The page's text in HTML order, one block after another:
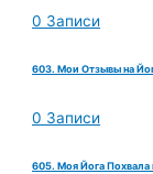
0 Записи
603. Мои Отзывы на
0 Записи
605. Моя Йога Похвала